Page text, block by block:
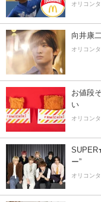
オリコン
向井康
オリコン
お値段
い
オリコン
ー”
オリコン